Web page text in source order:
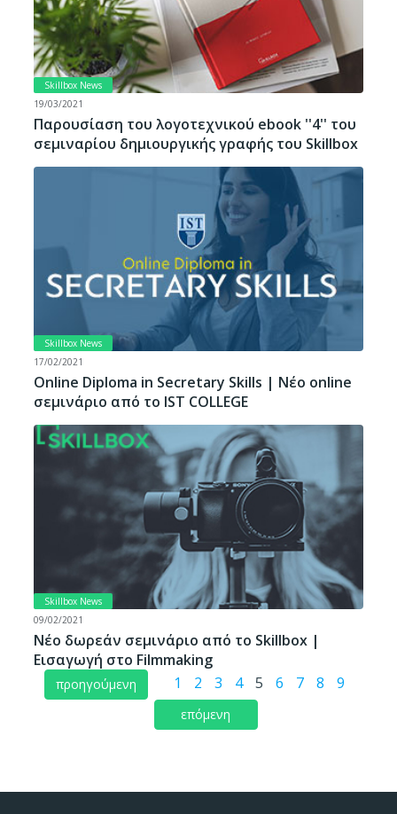
Skillbox News
19/03/2021
Παρουσίαση του λογοτεχνικού ebook ''4'' του
σεμιναρίου δημιουργικής γραφής του Skillbox
Skillbox News
17/02/2021
Online Diploma in Secretary Skills | Νέο online
σεμινάριο από το IST COLLEGE
Skillbox News
09/02/2021
Νέο δωρεάν σεμινάριο από το Skillbox |
Εισαγωγή στο Filmmaking
προηγούμενη 1 2 3 4 5 6 7 8 9
επόμενη